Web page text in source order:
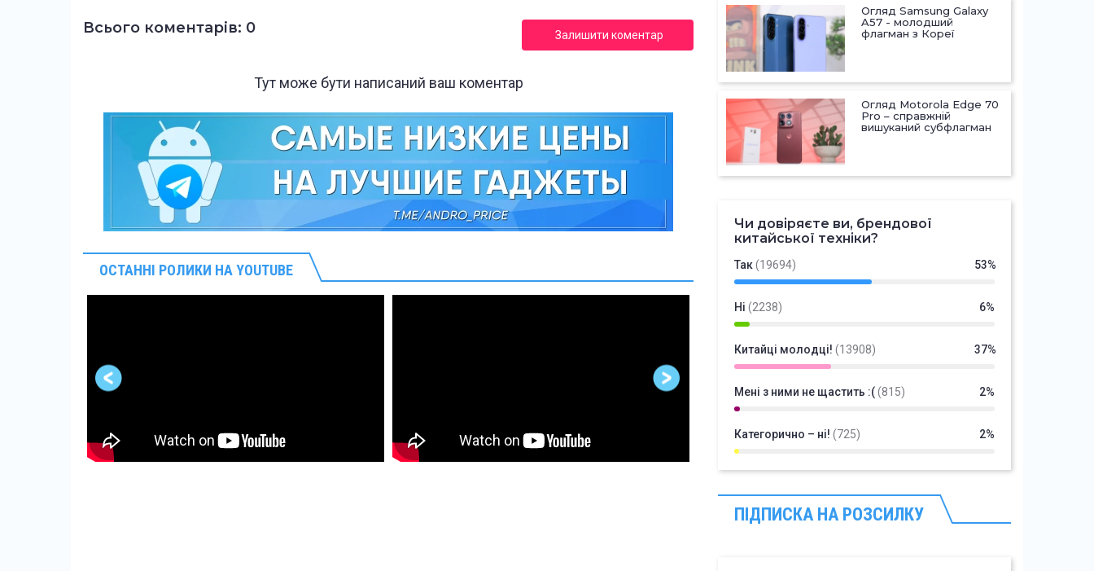
Всього коментарів: 0 Залишити коментар
Тут може бути написаний ваш коментар
ОСТАННІ РОЛИКИ НА YOUTUBE
Огляд Samsung Galaxy
A57 - молодший
флагман з Кореї
Огляд Motorola Edge 70
Pro – справжній
вишуканий субфлагман
Чи довіряєте ви, брендової
китайської техніки?
Так(19694) 53%
Ні (2238) 6%
Китайці молодці! (13908) 37%
Мені з ними не щастить :((815) 2%
Категорично – ні! (725) 2%
ПІДПИСКА НА РОЗСИЛКУ